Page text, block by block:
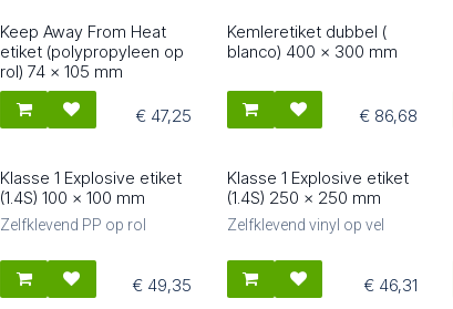
80511
Keep Away From Heat
etiket (polypropyleen op
rol) 74 x 105 mm
€ 47,25
80612
Kemleretiket dubbel (
blanco) 400 x 300 mm
€ 86,68
81508
Klasse 1 Explosive etiket
(1.4S) 100 x 100 mm
Zelfklevend PP op rol
€ 49,35
81604
Klasse 1 Explosive etiket
(1.4S) 250 x 250 mm
Zelfklevend vinyl op vel
€ 46,31